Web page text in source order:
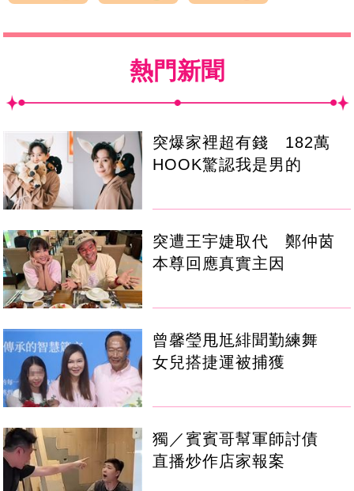
熱門新聞
突爆家裡超有錢 182萬
HOOK驚認我是男的
突遭王宇婕取代 鄭仲茵
本尊回應真實主因
曾馨瑩甩尪緋聞勤練舞
女兒搭捷運被捕獲
獨／賓賓哥幫軍師討債
直播炒作店家報案